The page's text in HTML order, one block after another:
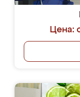
Цена: